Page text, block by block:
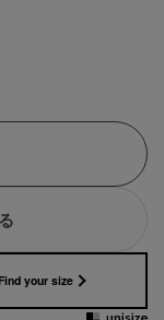
your size